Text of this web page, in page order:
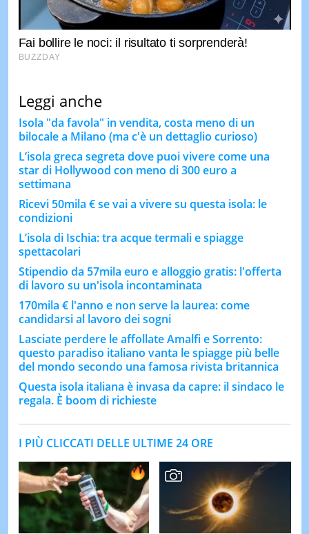
Leggi anche
Isola "da favola" in vendita, costa meno di un
bilocale a Milano (ma c'è un dettaglio curioso)
L’isola greca segreta dove puoi vivere come una
star di Hollywood con meno di 300 euro a
settimana
Ricevi 50mila € se vai a vivere su questa isola: le
condizioni
L’isola di Ischia: tra acque termali e spiagge
spettacolari
Stipendio da 57mila euro e alloggio gratis: l'offerta
di lavoro su un'isola incontaminata
170mila € l'anno e non serve la laurea: come
candidarsi al lavoro dei sogni
Lasciate perdere le affollate Amalfi e Sorrento:
questo paradiso italiano vanta le spiagge più belle
del mondo secondo una famosa rivista britannica
Questa isola italiana è invasa da capre: il sindaco le
regala. È boom di richieste
I PIÙ CLICCATI DELLE ULTIME 24 ORE